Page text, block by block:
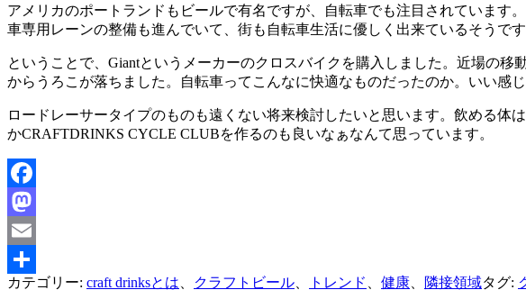
アメリカのポートランドもビールで有名ですが、自転車でも注目されています
車専用レーンの整備も進んでいて、街も自転車生活に優しく出来ているそうで
ということで、Giantというメーカーのクロスバイクを購入しました。近場の
からうろこが落ちました。自転車ってこんなに快適なものだったのか。いい感
ロードレーサータイプのものも遠くない将来検討したいと思います。飲める
かCRAFTDRINKS CYCLE CLUBを作るのも良いなぁなんて思っています。
Facebook
Mastodon
Email
共
カテゴリー: craft drinksとは クラフトビール トレンド 健康 隣接領域タグ: